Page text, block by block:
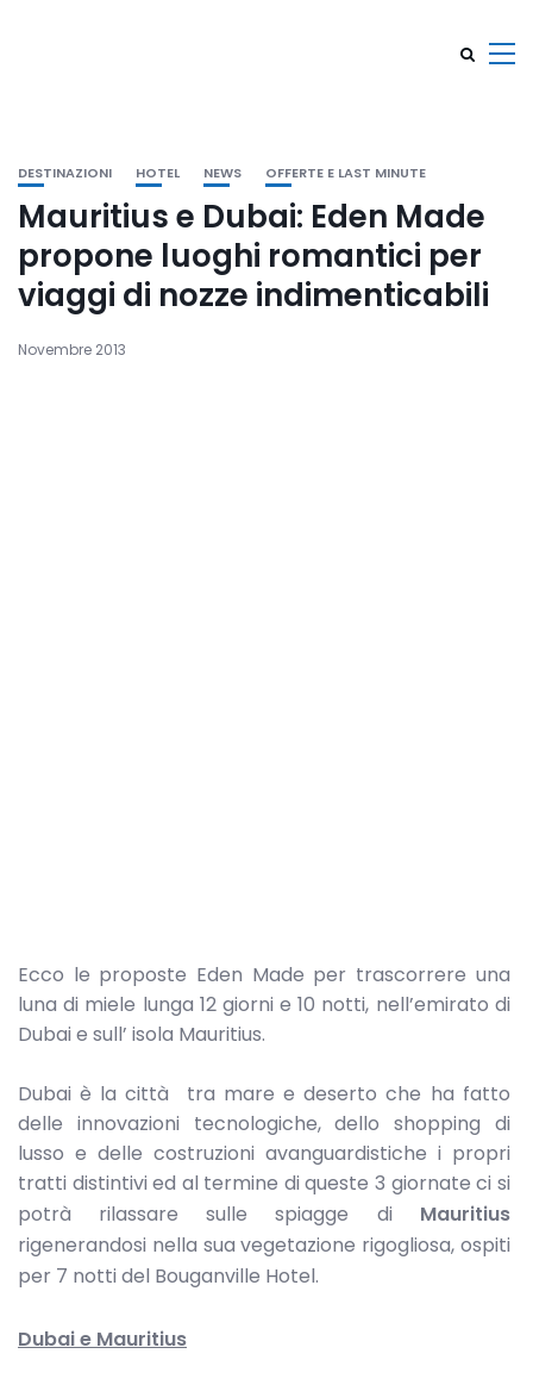
DESTINAZIONI HOTEL NEWS OFFERTE E LAST MINUTE
Mauritius e Dubai: Eden Made
propone luoghi romantici per
viaggi di nozze indimenticabili
Novembre 2013
Ecco le proposte Eden Made per trascorrere una
luna di miele lunga 12 giorni e 10 notti, nell’emirato di
Dubai e sull’ isola Mauritius.
Dubai è la città tra mare e deserto che ha fatto
delle innovazioni tecnologiche, dello shopping di
lusso e delle costruzioni avanguardistiche i propri
tratti distintivi ed al termine di queste 3 giornate ci si
potrà rilassare sulle spiagge di Mauritius
rigenerandosi nella sua vegetazione rigogliosa, ospiti
per 7 notti del Bouganville Hotel.
Dubai e Mauritius